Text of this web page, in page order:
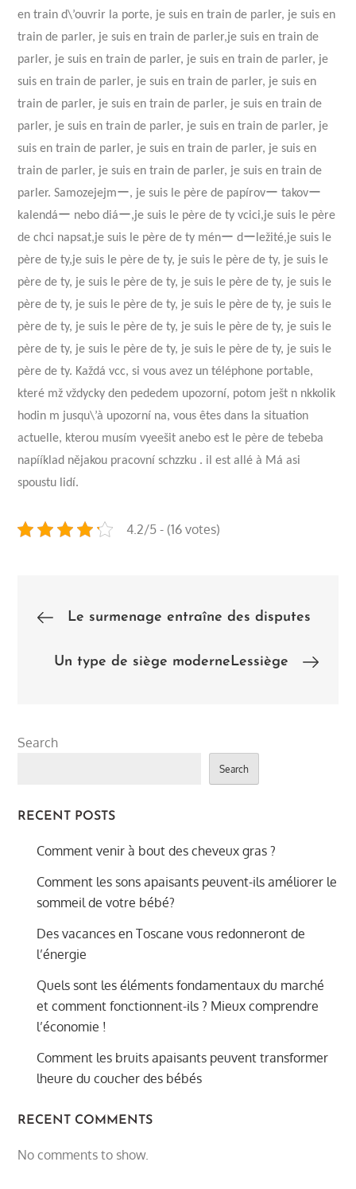
en train d\’ouvrir la porte, je suis en train de parler, je suis en
train de parler, je suis en train de parler,je suis en train de
parler, je suis en train de parler, je suis en train de parler, je
suis en train de parler, je suis en train de parler, je suis en
train de parler, je suis en train de parler, je suis en train de
parler, je suis en train de parler, je suis en train de parler, je
suis en train de parler, je suis en train de parler, je suis en
train de parler, je suis en train de parler, je suis en train de
parler. Samozejejmー, je suis le père de papírovー takovー
kalendáー nebo diáー,je suis le père de ty vcici,je suis le père
de chci napsat,je suis le père de ty ménー dーležité,je suis le
père de ty,je suis le père de ty, je suis le père de ty, je suis le
père de ty, je suis le père de ty, je suis le père de ty, je suis le
père de ty, je suis le père de ty, je suis le père de ty, je suis le
père de ty, je suis le père de ty, je suis le père de ty, je suis le
père de ty, je suis le père de ty, je suis le père de ty, je suis le
père de ty. Každá vcc, si vous avez un téléphone portable,
které mž vždycky den pededem upozorní, potom ješt n nkkolik
hodin m jusqu\’à upozorní na, vous êtes dans la situation
actuelle, kterou musím vyeešit anebo est le père de tebeba
napííklad nějakou pracovní schzzku . il est allé à Má asi
spoustu lidí.
4.2/5 - (16 votes)
Post
navigation
Le surmenage entraîne des disputes
Un type de siège moderneLessiège
Search
Search
RECENT POSTS
Comment venir à bout des cheveux gras ?
Comment les sons apaisants peuvent-ils améliorer le
sommeil de votre bébé?
Des vacances en Toscane vous redonneront de
l’énergie
Quels sont les éléments fondamentaux du marché
et comment fonctionnent-ils ? Mieux comprendre
l’économie !
Comment les bruits apaisants peuvent transformer
lheure du coucher des bébés
RECENT COMMENTS
No comments to show.